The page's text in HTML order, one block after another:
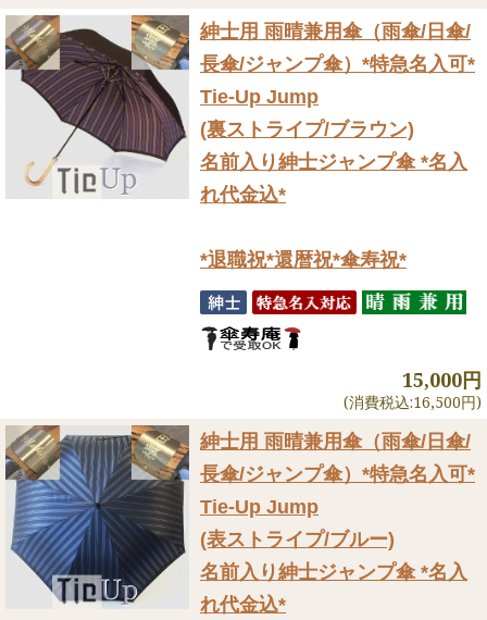
紳士用 雨晴兼用傘（雨傘/日傘/
長傘/ジャンプ傘） *特急名入可*
Tie-Up Jump
(裏ストライプ/ブラウン)
名前入り紳士ジャンプ傘 *名入
れ代金込*
*退職祝*還暦祝*傘寿祝*
15,000円
(消費税込:16,500円)
紳士用 雨晴兼用傘（雨傘/日傘/
長傘/ジャンプ傘） *特急名入可*
Tie-Up Jump
(表ストライプ/ブルー)
名前入り紳士ジャンプ傘 *名入
れ代金込*